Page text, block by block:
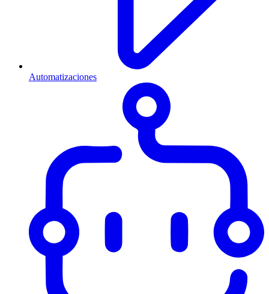
Automatizaciones